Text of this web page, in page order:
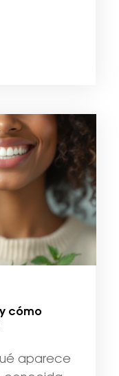
cómo
aparece